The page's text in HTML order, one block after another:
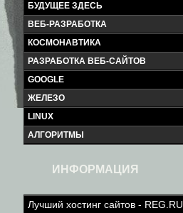
БУДУЩЕЕ ЗДЕСЬ
ВЕБ-РАЗРАБОТКА
КОСМОНАВТИКА
РАЗРАБОТКА ВЕБ-САЙТОВ
GOOGLE
ЖЕЛЕЗО
LINUX
АЛГОРИТМЫ
ИНФОРМАЦИЯ
Лучший хостинг сайтов - REG.RU